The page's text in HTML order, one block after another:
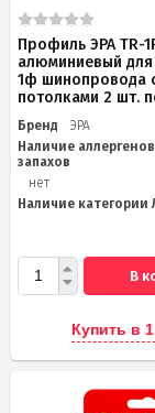
Профиль ЭРА TR-
алюминиевый для
1ф шинопровода
потолками 2 шт.
Бренд
ЭРА
Наличие
запахов
нет
Наличие
В
Купить в